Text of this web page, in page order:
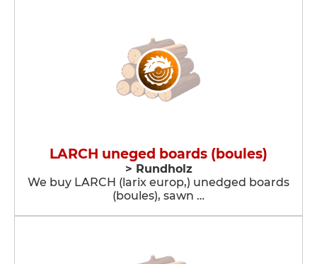
LARCH uneged boards (boules)
> Rundholz
We buy LARCH (larix europ,) unedged boards
(boules), sawn …